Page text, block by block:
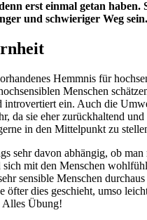
erst einmal getan haben.
und schwieriger Weg sein.
Hemmnis für
Menschen
introvertiert ein. Auch die
da sie eher zurückhaltend
in den Mittelpunkt zu
sehr davon abhängig, ob
sich mit den Menschen
sensible Menschen durchaus
öfter dies geschieht, umso
Übung!